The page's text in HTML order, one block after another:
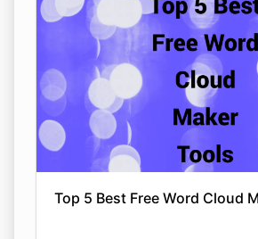
Top 5 Best Free Word Cloud